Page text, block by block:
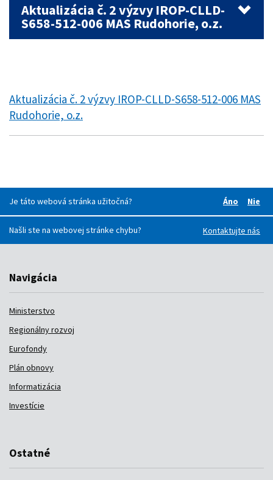
Aktualizácia č. 2 výzvy IROP-CLLD-
S658-512-006 MAS Rudohorie, o.z.
Aktualizácia č. 2 výzvy IROP-CLLD-S658-512-006 MAS
Rudohorie, o.z.
Je táto webová stránka užitočná?
Áno
Nie
Našli ste na webovej stránke chybu?
Kontaktujte nás
Navigácia
Ministerstvo
Regionálny rozvoj
Eurofondy
Plán obnovy
Informatizácia
Investície
Ostatné